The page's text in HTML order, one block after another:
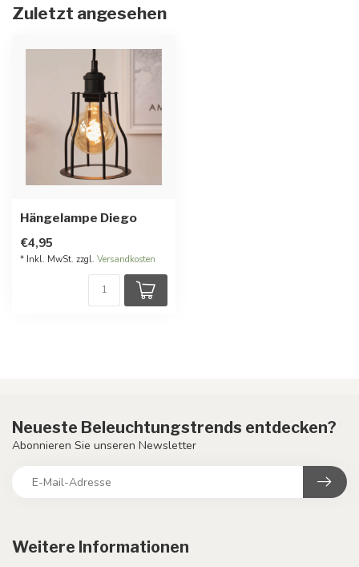
Zuletzt angesehen
Hängelampe Diego
€4,95
* Inkl. MwSt. zzgl. Versandkosten
Weitere Informationen
Neueste Beleuchtungstrends entdecken?
Abonnieren Sie unseren Newsletter